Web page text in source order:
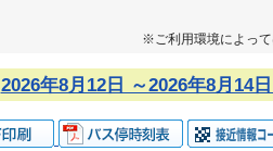
※ご利用環境によって
2026年8月12日 ～2026年8月14